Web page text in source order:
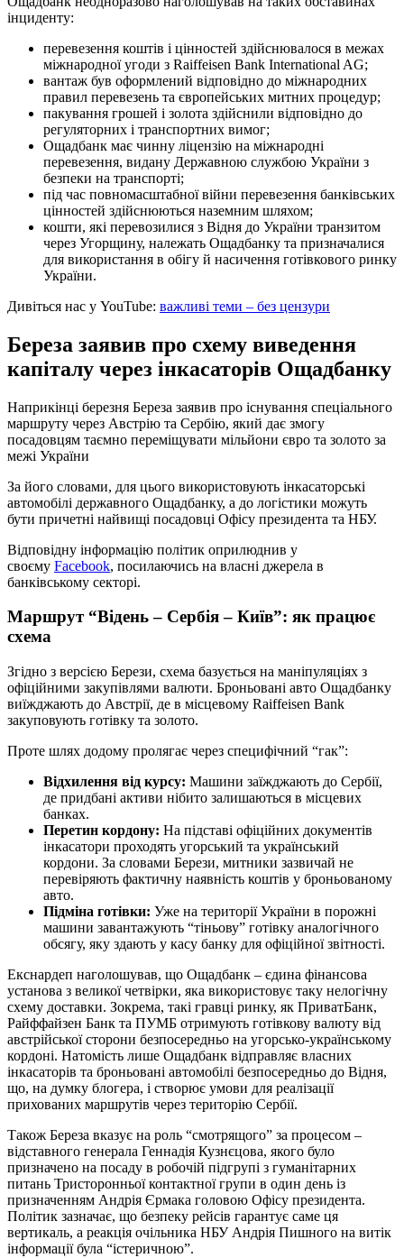
інциденту:
перевезення коштів і цінностей здійснювалося в межах
міжнародної угоди з Raiffeisen Bank International AG;
вантаж був оформлений відповідно до міжнародних
правил перевезень та європейських митних процедур;
пакування грошей і золота здійснили відповідно до
регуляторних і транспортних вимог;
Ощадбанк має чинну ліцензію на міжнародні
перевезення, видану Державною службою України з
безпеки на транспорті;
під час повномасштабної війни перевезення банківських
цінностей здійснюються наземним шляхом;
кошти, які перевозилися з Відня до України транзитом
через Угорщину, належать Ощадбанку та призначалися
для використання в обігу й насичення готівкового ринку
України.
Дивіться нас у YouTube: важливі теми – без цензури
Береза заявив про схему виведення
капіталу через інкасаторів Ощадбанку
Наприкінці березня Береза заявив про існування спеціального
маршруту через Австрію та Сербію, який дає змогу
посадовцям таємно переміщувати мільйони євро та золото за
межі України
За його словами, для цього використовують інкасаторські
автомобілі державного Ощадбанку, а до логістики можуть
бути причетні найвищі посадовці Офісу президента та НБУ.
Відповідну інформацію політик оприлюднив у
своєму Facebook, посилаючись на власні джерела в
банківському секторі.
Маршрут “Відень – Сербія – Київ”: як працює
схема
Згідно з версією Берези, схема базується на маніпуляціях з
офіційними закупівлями валюти. Броньовані авто Ощадбанку
виїжджають до Австрії, де в місцевому Raiffeisen Bank
закуповують готівку та золото.
Проте шлях додому пролягає через специфічний “гак”:
Відхилення від курсу: Машини заїжджають до Сербії,
де придбані активи нібито залишаються в місцевих
банках.
Перетин кордону: На підставі офіційних документів
інкасатори проходять угорський та український
кордони. За словами Берези, митники зазвичай не
перевіряють фактичну наявність коштів у броньованому
авто.
Підміна готівки: Уже на території України в порожні
машини завантажують “тіньову” готівку аналогічного
обсягу, яку здають у касу банку для офіційної звітності.
Екснардеп наголошував, що Ощадбанк – єдина фінансова
установа з великої четвірки, яка використовує таку нелогічну
схему доставки. Зокрема, такі гравці ринку, як ПриватБанк,
Райффайзен Банк та ПУМБ отримують готівкову валюту від
австрійської сторони безпосередньо на угорсько-українському
кордоні. Натомість лише Ощадбанк відправляє власних
інкасаторів та броньовані автомобілі безпосередньо до Відня,
що, на думку блогера, і створює умови для реалізації
прихованих маршрутів через територію Сербії.
Також Береза вказує на роль “смотрящого” за процесом –
відставного генерала Геннадія Кузнєцова, якого було
призначено на посаду в робочій підгрупі з гуманітарних
питань Тристоронньої контактної групи в один день із
призначенням Андрія Єрмака головою Офісу президента.
Політик зазначає, що безпеку рейсів гарантує саме ця
вертикаль, а реакція очільника НБУ Андрія Пишного на витік
інформації була “істеричною”.